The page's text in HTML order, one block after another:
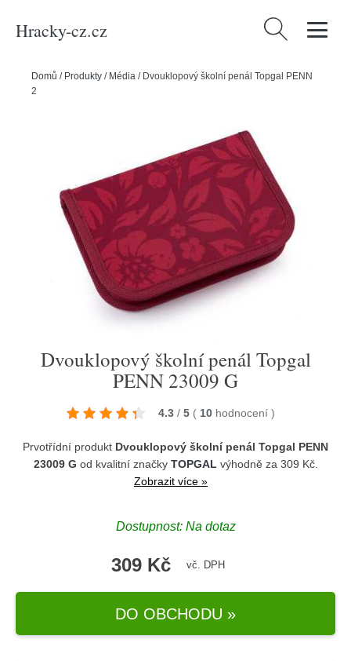
Hracky-cz.cz Vyhledávání
Domů / Produkty / Média / Dvouklopový školní penál Topgal PENN
23009 G
Dvouklopový školní penál Topgal
PENN 23009 G
4.3 / 5 ( 10 hodnocení )
Prvotřídní produkt Dvouklopový školní penál Topgal PENN
23009 G od kvalitní značky TOPGAL výhodně za 309 Kč.
Zobrazit více »
Dostupnost: Na dotaz
309 Kč vč. DPH
DO OBCHODU »